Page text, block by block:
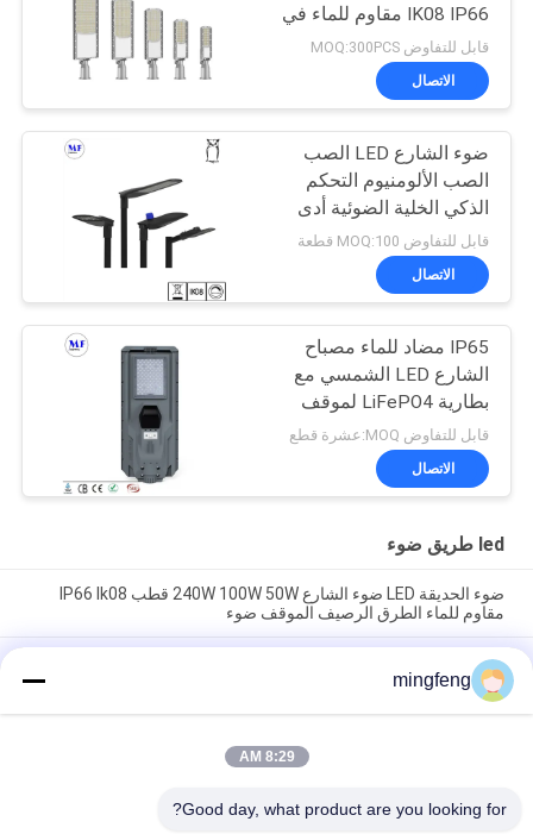
IK08 IP66 مقاوم للماء في
الهواء الطلق وقوف
السيارات الإضاءة
قابل للتفاوض MOQ:300PCS
الاتصال
ضوء الشارع LED الصب
الصب الألومنيوم التحكم
الذكي الخلية الضوئية أدى
ضوء الطريق الحديقة
قابل للتفاوض MOQ:100 قطعة
الاتصال
IP65 مضاد للماء مصباح
الشارع LED الشمسي مع
بطارية LiFePO4 لموقف
السيارات الحديقة
قابل للتفاوض MOQ:عشرة قطع
الاتصال
led طريق ضوء
ضوء الحديقة LED ضوء الشارع 240W 100W 50W قطب IP66 Ik08
مقاوم للماء الطرق الرصيف الموقف ضوء
240W لمنصة محطة الحافلات
فئات شعبية
mingfeng
8:29 AM
Good day, what product are you looking for?